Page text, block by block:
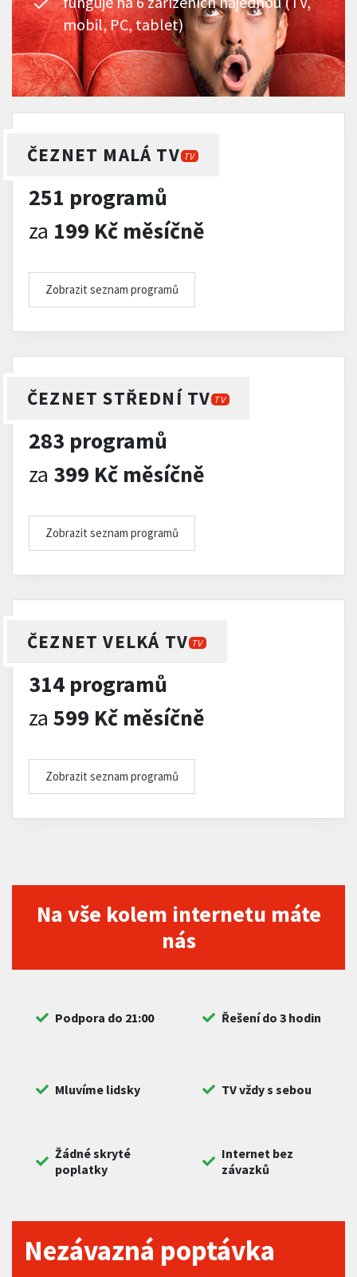
mobil, PC, tablet)
ČEZNET MALÁ TV TV
251 programů
za 199 Kč měsíčně
Zobrazit seznam programů
ČEZNET STŘEDNÍ TV TV
283 programů
za 399 Kč měsíčně
Zobrazit seznam programů
ČEZNET VELKÁ TV TV
314 programů
za 599 Kč měsíčně
Zobrazit seznam programů
Na vše kolem internetu máte
nás
Podpora do 21:00 Řešení do 3 hodin
Mluvíme lidsky TV vždy s sebou
Žádné skryté
poplatky
Internet bez
závazků
Nezávazná poptávka